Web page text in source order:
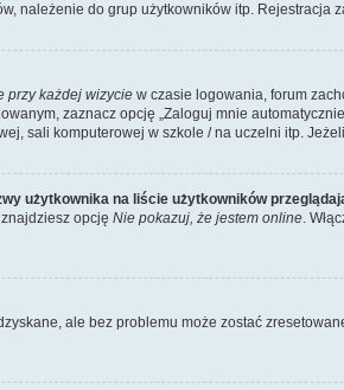
należenie do grup użytkowników itp. Rejestracja
przy każdej wizycie w czasie logowania, forum
zaznacz opcję „Zaloguj mnie
sali komputerowej w szkole / na uczelni itp.
użytkownika na liście użytkowników
opcję Nie pokazuj, że jestem online.
ale bez problemu może zostać